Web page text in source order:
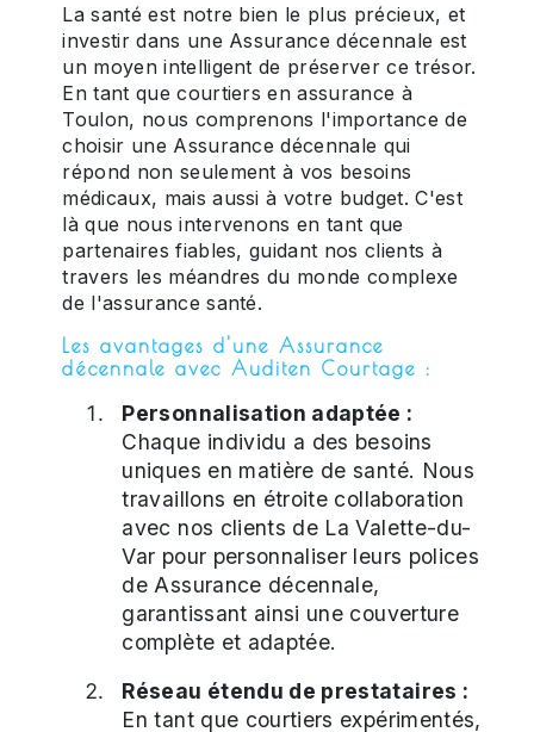
La santé est notre bien le plus précieux, et
investir dans une Assurance décennale est
un moyen intelligent de préserver ce trésor.
En tant que courtiers en assurance à
Toulon, nous comprenons l'importance de
choisir une Assurance décennale qui
répond non seulement à vos besoins
médicaux, mais aussi à votre budget. C'est
là que nous intervenons en tant que
partenaires fiables, guidant nos clients à
travers les méandres du monde complexe
de l'assurance santé.
Les avantages d'une Assurance
décennale avec Auditen Courtage :
Personnalisation adaptée :
Chaque individu a des besoins
uniques en matière de santé. Nous
travaillons en étroite collaboration
avec nos clients de La Valette-du-
Var pour personnaliser leurs polices
de Assurance décennale,
garantissant ainsi une couverture
complète et adaptée.
Réseau étendu de prestataires :
En tant que courtiers expérimentés,